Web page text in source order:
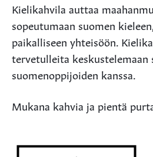
Kielikahvila auttaa
sopeutumaan suomen
paikalliseen yhteisöön.
tervetulleita keskustelemaan
suomenoppijoiden kanssa.
Mukana kahvia ja pientä